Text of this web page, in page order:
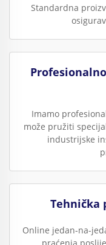
Standardna
Imamo
može pružiti
industrijske
Tehnička
Online jedan-na-